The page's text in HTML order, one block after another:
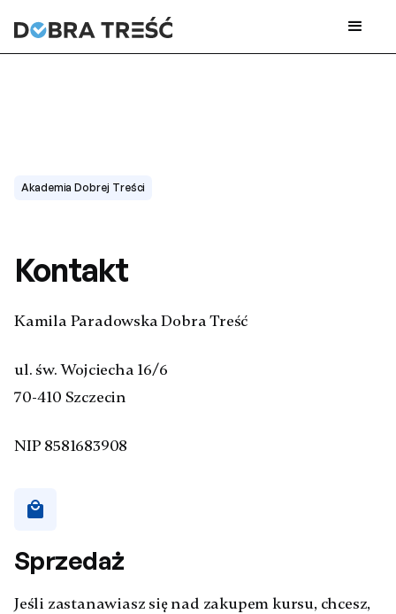
Akademia Dobrej Treści
Kontakt
Kamila Paradowska Dobra Treść
ul. św. Wojciecha 16/6
70-410 Szczecin
NIP 8581683908
local_mall
Sprzedaż
Jeśli zastanawiasz się nad zakupem kursu, chcesz,